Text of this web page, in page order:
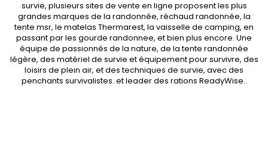
survie, plusieurs sites de vente en ligne proposent les plus
grandes marques de la randonnée, réchaud randonnée, la
tente msr, le matelas Thermarest, la vaisselle de camping, en
passant par les gourde randonnee, et bien plus encore. Une
équipe de passionnés de la nature, de latente randonnée
légère, des matériel de survie et équipement pour survivre, des
loisirs de plein air, et des techniques de survie, avec des
penchants survivalistes. et leader des rations ReadyWise..